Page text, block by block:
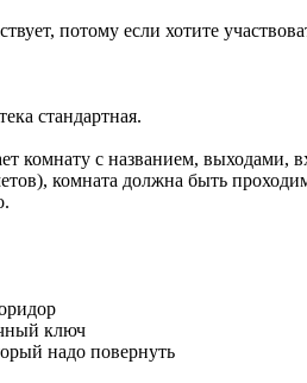
потому если хотите
стандартная.
комнату с названием,
комната должна быть
ключ
надо повернуть